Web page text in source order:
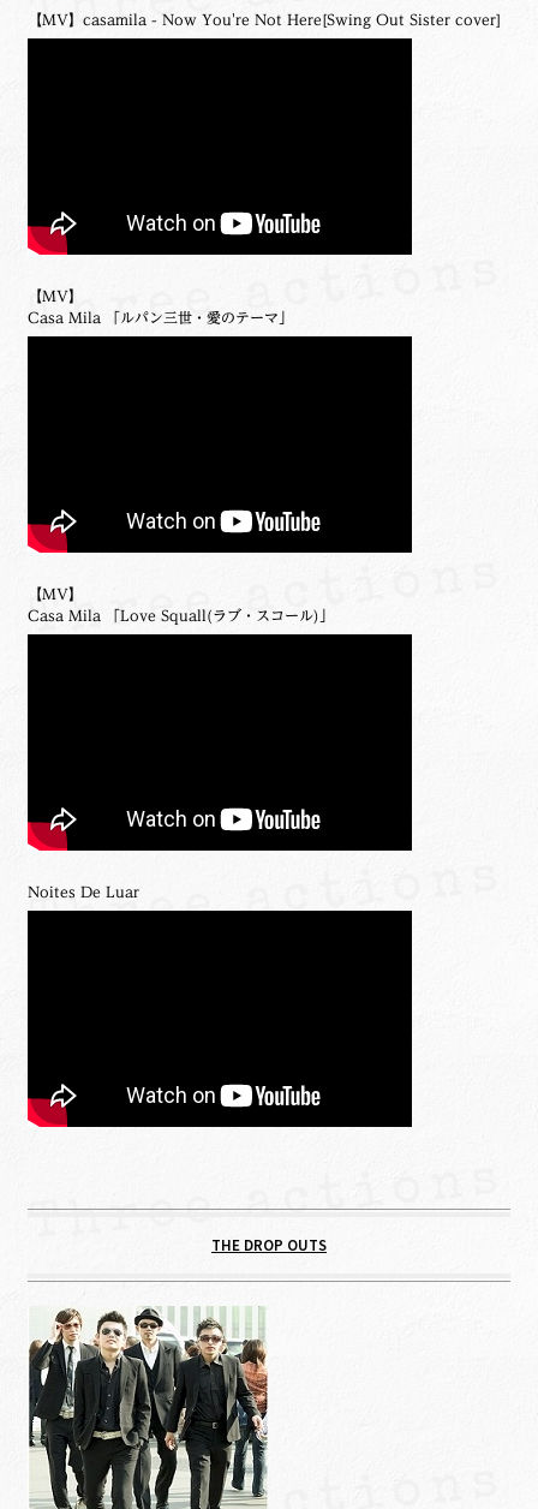
【MV】casamila - Now You're Not Here[Swing Out Sister cover]
【MV】
Casa Mila 「ルパン三世・愛のテーマ」
【MV】
Casa Mila 「Love Squall(ラブ・スコール)」
Noites De Luar
THE DROP OUTS